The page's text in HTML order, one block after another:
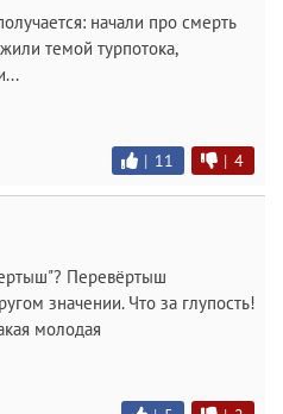
начали про смерть
темой турпотока,
| 11 | 4
Перевёртыш
значении. Что за глупость!
молодая